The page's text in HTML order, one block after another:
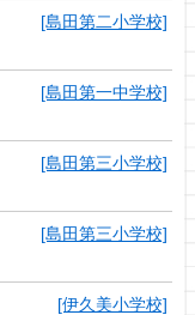
[島田第二小学校]
[島田第一中学校]
[島田第三小学校]
[島田第三小学校]
[伊久美小学校]